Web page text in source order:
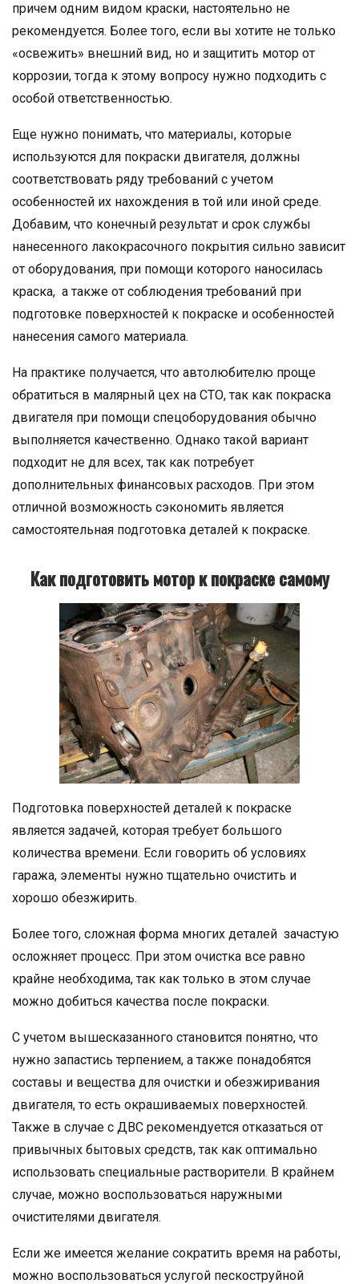
причем одним видом краски, настоятельно не
рекомендуется. Более того, если вы хотите не только
«освежить» внешний вид, но и защитить мотор от
коррозии, тогда к этому вопросу нужно подходить с
особой ответственностью.
Еще нужно понимать, что материалы, которые
используются для покраски двигателя, должны
соответствовать ряду требований с учетом
особенностей их нахождения в той или иной среде.
Добавим, что конечный результат и срок службы
нанесенного лакокрасочного покрытия сильно зависит
от оборудования, при помощи которого наносилась
краска, а также от соблюдения требований при
подготовке поверхностей к покраске и особенностей
нанесения самого материала.
На практике получается, что автолюбителю проще
обратиться в малярный цех на СТО, так как покраска
двигателя при помощи спецоборудования обычно
выполняется качественно. Однако такой вариант
подходит не для всех, так как потребует
дополнительных финансовых расходов. При этом
отличной возможность сэкономить является
самостоятельная подготовка деталей к покраске.
Как подготовить мотор к покраске самому
Подготовка поверхностей деталей к покраске
является задачей, которая требует большого
количества времени. Если говорить об условиях
гаража, элементы нужно тщательно очистить и
хорошо обезжирить.
Более того, сложная форма многих деталей зачастую
осложняет процесс. При этом очистка все равно
крайне необходима, так как только в этом случае
можно добиться качества после покраски.
С учетом вышесказанного становится понятно, что
нужно запастись терпением, а также понадобятся
составы и вещества для очистки и обезжиривания
двигателя, то есть окрашиваемых поверхностей.
Также в случае с ДВС рекомендуется отказаться от
привычных бытовых средств, так как оптимально
использовать специальные растворители. В крайнем
случае, можно воспользоваться наружными
очистителями двигателя.
Если же имеется желание сократить время на работы,
можно воспользоваться услугой пескоструйной